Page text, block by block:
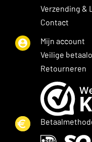
Verzending &
Contact
Mijn account
Veilige
Retourneren